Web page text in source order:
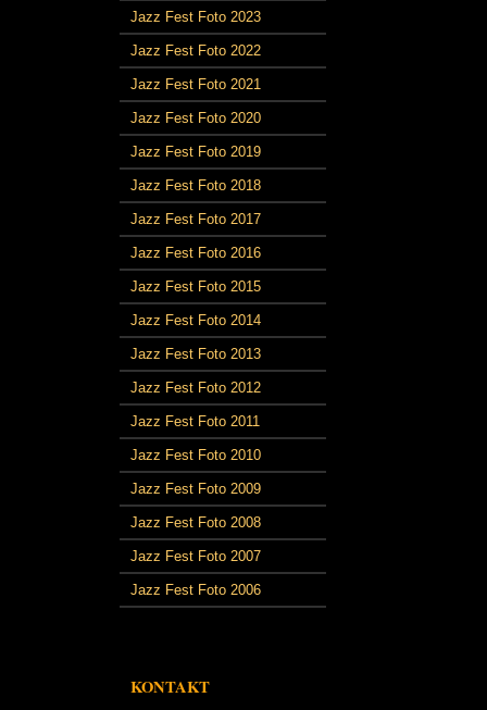
Jazz Fest Foto 2023
Jazz Fest Foto 2022
Jazz Fest Foto 2021
Jazz Fest Foto 2020
Jazz Fest Foto 2019
Jazz Fest Foto 2018
Jazz Fest Foto 2017
Jazz Fest Foto 2016
Jazz Fest Foto 2015
Jazz Fest Foto 2014
Jazz Fest Foto 2013
Jazz Fest Foto 2012
Jazz Fest Foto 2011
Jazz Fest Foto 2010
Jazz Fest Foto 2009
Jazz Fest Foto 2008
Jazz Fest Foto 2007
Jazz Fest Foto 2006
KONTAKT